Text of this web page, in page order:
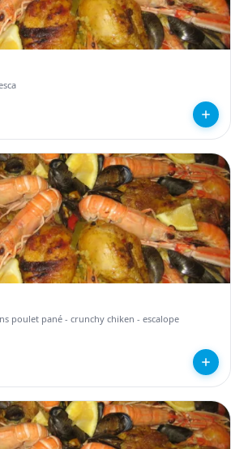
poulet pané - crunchy chiken - escalope